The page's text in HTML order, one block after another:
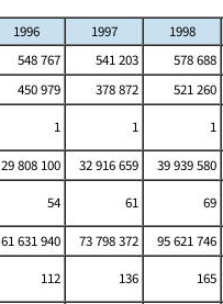
1996 1997 1998
548 767 541 203 578 688
450 979 378 872 521 260
1 1 1
29 808 100 32 916 659 39 939 580
54 61 69
61 631 940 73 798 372 95 621 746
112 136 165